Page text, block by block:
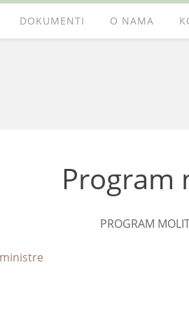
DOKUMENTI O NAMA
Program
PROGRAM